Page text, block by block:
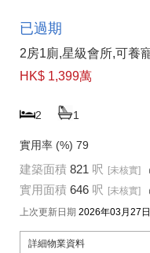
已過期
2房1廁,星級會所,可養
HK$ 1,399萬
2 1
實用率 (%) 79
建築面積 821 呎 [未核實]
實用面積 646 呎 [未核實]
上次更新日期 2026年03月27日
詳細物業資料